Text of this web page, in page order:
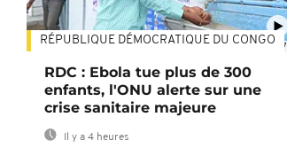
01:47
RÉPUBLIQUE DÉMOCRATIQUE DU CONGO
RDC : Ebola tue plus de 300
enfants, l'ONU alerte sur une
crise sanitaire majeure
Il y a 4 heures